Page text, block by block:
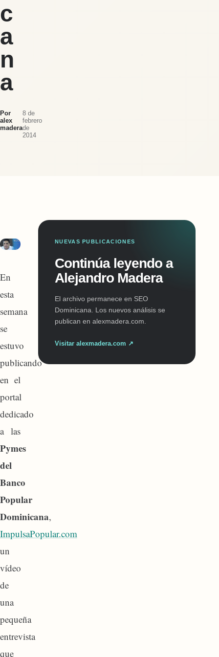
c
a
n
a
Por
alex
madera
8 de
febrero
de
2014
En
esta
semana
se
estuvo
publicando
en el
portal
dedicado
a las
Pymes
del
Banco
Popular
Dominicana,
ImpulsaPopular.com
un
vídeo
de
una
pequeña
entrevista
que
NUEVAS PUBLICACIONES
Continúa leyendo a
Alejandro Madera
El archivo permanece en SEO
Dominicana. Los nuevos análisis se
publican en alexmadera.com.
Visitar alexmadera.com ↗